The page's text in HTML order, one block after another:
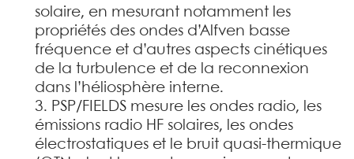
solaire, en mesurant notamment les
propriétés des ondes d’Alfven basse
fréquence et d’autres aspects cinétiques
de la turbulence et de la reconnexion
dans l’héliosphère interne.
PSP/FIELDS mesure les ondes radio, les
émissions radio HF solaires, les ondes
électrostatiques et le bruit quasi-thermique